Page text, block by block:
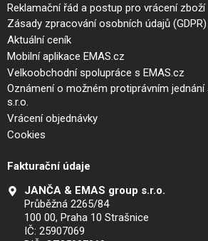
Reklamační řád a postup pro vrácení zboží
Zásady zpracování osobních údajů (GDPR)
Aktuální ceník
Mobilní aplikace EMAS.cz
Velkoobchodní spolupráce s EMAS.cz
Oznámení o možném protiprávním jednání
s.r.o.
Vrácení objednávky
Cookies
Fakturační údaje
JANČA & EMAS group s.r.o.
Průběžná 2265/84
100 00, Praha 10 Strašnice
IČ: 25907069